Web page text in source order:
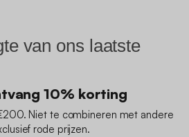
van ons laatste
10% korting
Niet te combineren met andere
rode prijzen.